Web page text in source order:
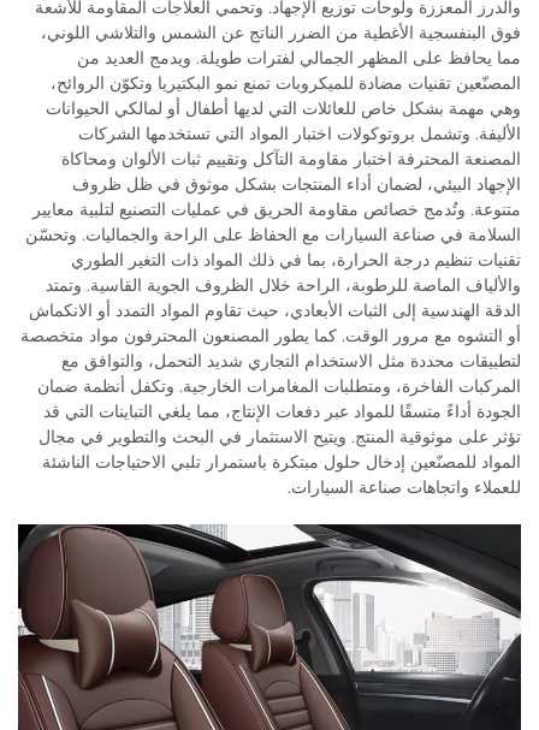
والدرز المعززة ولوحات توزيع الإجهاد. وتحمي العلاجات المقاومة للأشعة
فوق البنفسجية الأغطية من الضرر الناتج عن الشمس والتلاشي اللوني،
مما يحافظ على المظهر الجمالي لفترات طويلة. ويدمج العديد من
المصنّعين تقنيات مضادة للميكروبات تمنع نمو البكتيريا وتكوّن الروائح،
وهي مهمة بشكل خاص للعائلات التي لديها أطفال أو لمالكي الحيوانات
الأليفة. وتشمل بروتوكولات اختبار المواد التي تستخدمها الشركات
المصنعة المحترفة اختبار مقاومة التآكل وتقييم ثبات الألوان ومحاكاة
الإجهاد البيئي، لضمان أداء المنتجات بشكل موثوق في ظل ظروف
متنوعة. وتُدمج خصائص مقاومة الحريق في عمليات التصنيع لتلبية معايير
السلامة في صناعة السيارات مع الحفاظ على الراحة والجماليات. وتحسّن
تقنيات تنظيم درجة الحرارة، بما في ذلك المواد ذات التغير الطوري
والألياف الماصة للرطوبة، الراحة خلال الظروف الجوية القاسية. وتمتد
الدقة الهندسية إلى الثبات الأبعادي، حيث تقاوم المواد التمدد أو الانكماش
أو التشوه مع مرور الوقت. كما يطور المصنعون المحترفون مواد متخصصة
لتطبيقات محددة مثل الاستخدام التجاري شديد التحمل، والتوافق مع
المركبات الفاخرة، ومتطلبات المغامرات الخارجية. وتكفل أنظمة ضمان
الجودة أداءً متسقًا للمواد عبر دفعات الإنتاج، مما يلغي التباينات التي قد
تؤثر على موثوقية المنتج. ويتيح الاستثمار في البحث والتطوير في مجال
المواد للمصنّعين إدخال حلول مبتكرة باستمرار تلبي الاحتياجات الناشئة
للعملاء واتجاهات صناعة السيارات.